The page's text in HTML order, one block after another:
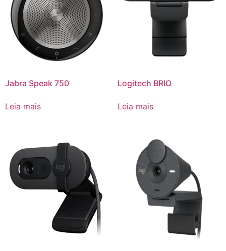
Jabra Speak 750
Leia mais
Logitech BRIO
Leia mais